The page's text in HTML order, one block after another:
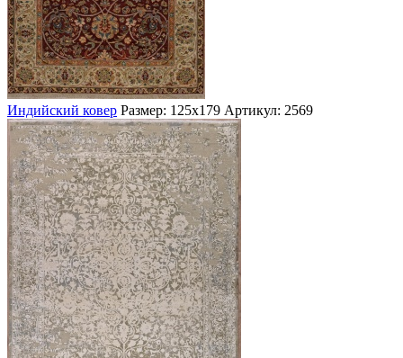
Индийский ковер Размер: 125х179 Артикул: 2569